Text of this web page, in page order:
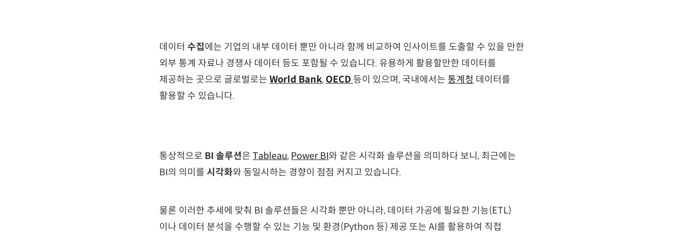
데이터 수집에는 기업의 내부 데이터 뿐만 아니라 함께 비교하여 인사이트를 도출할 수 있을 만한
외부 통계 자료나 경쟁사 데이터 등도 포함될 수 있습니다. 유용하게 활용할만한 데이터를
제공하는 곳으로 글로벌로는 World Bank, OECD 등이 있으며, 국내에서는 통계청 데이터를
활용할 수 있습니다.
통상적으로 BI 솔루션은 Tableau, Power BI와 같은 시각화 솔루션을 의미하다 보니, 최근에는
BI의 의미를 시각화와 동일시하는 경향이 점점 커지고 있습니다.
물론 이러한 추세에 맞춰 BI 솔루션들은 시각화 뿐만 아니라, 데이터 가공에 필요한 기능(ETL)
이나 데이터 분석을 수행할 수 있는 기능 및 환경(Python 등) 제공 또는 AI를 활용하여 직접